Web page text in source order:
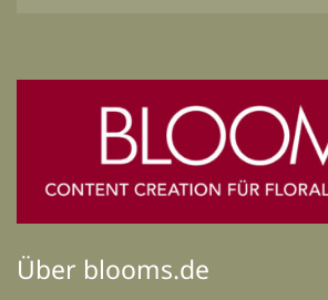
Über blooms.de